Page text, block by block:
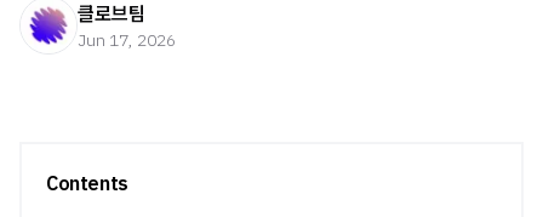
클로브팀
Jun 17, 2026
Contents